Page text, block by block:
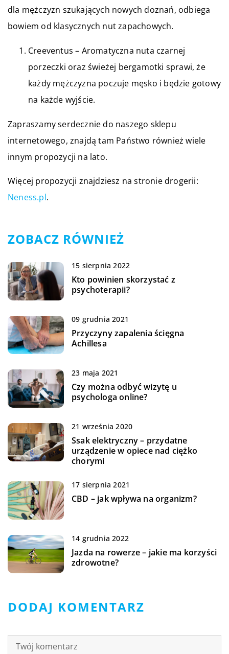
dla mężczyzn szukających nowych doznań, odbiega
bowiem od klasycznych nut zapachowych.
Creeventus – Aromatyczna nuta czarnej
porzeczki oraz świeżej bergamotki sprawi, że
każdy mężczyzna poczuje męsko i będzie gotowy
na każde wyjście.
Zapraszamy serdecznie do naszego sklepu
internetowego, znajdą tam Państwo również wiele
innym propozycji na lato.
Więcej propozycji znajdziesz na stronie drogerii:
Neness.pl.
ZOBACZ RÓWNIEŻ
15 sierpnia 2022
Kto powinien skorzystać z
psychoterapii?
09 grudnia 2021
Przyczyny zapalenia ścięgna
Achillesa
23 maja 2021
Czy można odbyć wizytę u
psychologa online?
21 września 2020
Ssak elektryczny – przydatne
urządzenie w opiece nad ciężko
chorymi
17 sierpnia 2021
CBD – jak wpływa na organizm?
14 grudnia 2022
Jazda na rowerze – jakie ma korzyści
zdrowotne?
DODAJ KOMENTARZ